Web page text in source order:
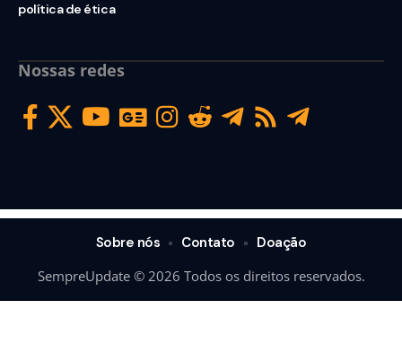
política de ética
Nossas redes
SempreUpdate © 2026 Todos os direitos reservados.
Sobre nós Contato Doação